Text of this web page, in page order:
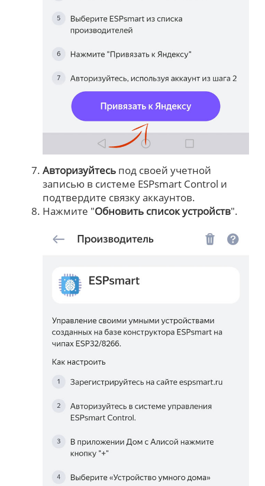
Авторизуйтесьпод своей учетной
записью в системе ESPsmart Control и
подтвердите связку аккаунтов.
Нажмите "Обновить список устройств".